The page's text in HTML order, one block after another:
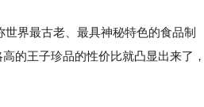
界最古老、最具神秘特色的食品制
的王子珍品的性价比就凸显出来了，